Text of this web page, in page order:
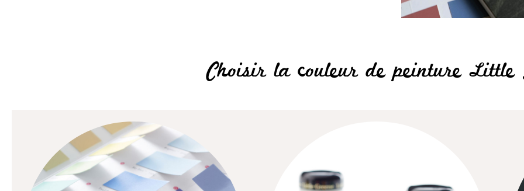
Choisir la couleur de peinture Little